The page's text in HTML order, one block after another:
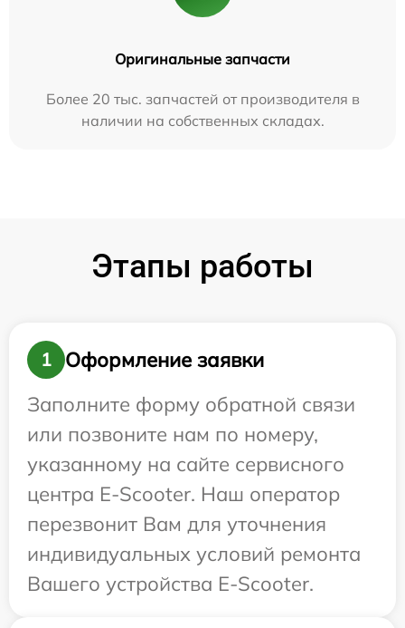
Оригинальные запчасти
Более 20 тыс. запчастей от производителя в
наличии на собственных складах.
Этапы работы
1
Оформление заявки
Заполните форму обратной связи
или позвоните нам по номеру,
указанному на сайте сервисного
центра E-Scooter. Наш оператор
перезвонит Вам для уточнения
индивидуальных условий ремонта
Вашего устройства E-Scooter.